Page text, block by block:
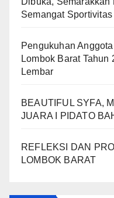
Semangat
Pengukuhan
Lombok Barat
Lembar
BEAUTIFUL SYFA,
JUARA I PIDATO
REFLEKSI DAN
LOMBOK BARAT